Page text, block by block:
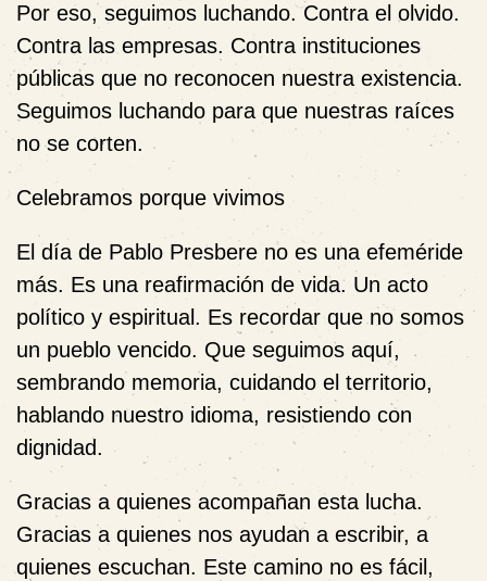
Por eso, seguimos luchando. Contra el olvido.
Contra las empresas. Contra instituciones
públicas que no reconocen nuestra existencia.
Seguimos luchando para que nuestras raíces
no se corten.
Celebramos porque vivimos
El día de Pablo Presbere no es una efeméride
más. Es una reafirmación de vida. Un acto
político y espiritual. Es recordar que no somos
un pueblo vencido. Que seguimos aquí,
sembrando memoria, cuidando el territorio,
hablando nuestro idioma, resistiendo con
dignidad.
Gracias a quienes acompañan esta lucha.
Gracias a quienes nos ayudan a escribir, a
quienes escuchan. Este camino no es fácil,